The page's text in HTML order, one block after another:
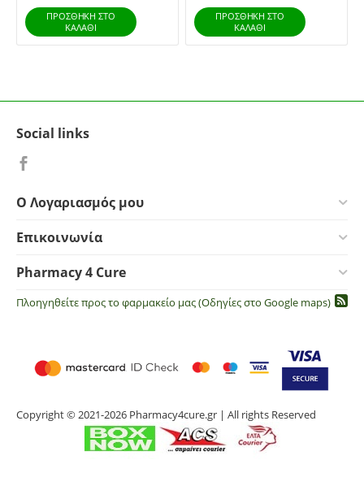
ΠΡΟΣΘΉΚΗ ΣΤΟ
ΚΑΛΆΘΙ
ΠΡΟΣΘΉΚΗ ΣΤΟ
ΚΑΛΆΘΙ
Social links
Ο Λογαριασμός μου
Επικοινωνία
Pharmacy 4 Cure
Πλοηγηθείτε προς το φαρμακείο μας (Οδηγίες στο Google maps)
Copyright © 2021-2026 Pharmacy4cure.gr | All rights Reserved